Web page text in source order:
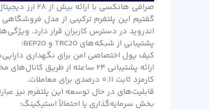
صرافی
گفتیم این پلتفرم ترکیبی از مدل فروشگاهی
اندروید در دسترس کاربران قرار دارد.
پشتیبانی از شبکه‌های TRC20 و BEP20؛
کیف پول اختصاصی امن برای نگهداری
ارائه پشتیبانی ۲۴ ساعته از طریق کانال‌های مختلف؛
کارمزد ثابت ۰.۱۱ درصدی برای معاملات.
قابلیت‌های در حال توسعه این پلتفرم نیز
بخش سرمایه‌گذاری یا احتمالاً استیکینگ؛